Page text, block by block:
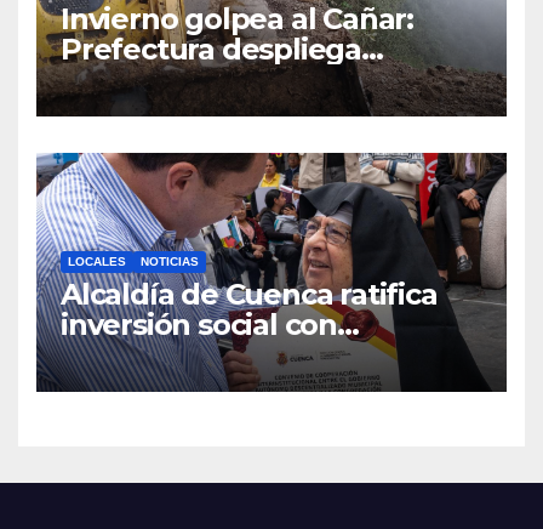
Invierno golpea al Cañar:
Prefectura despliega
maquinaria en toda la
provincia para mantener las
LOCALES NOTICIAS
Alcaldía de Cuenca ratifica
inversión social con
fundaciones e instituciones
locales